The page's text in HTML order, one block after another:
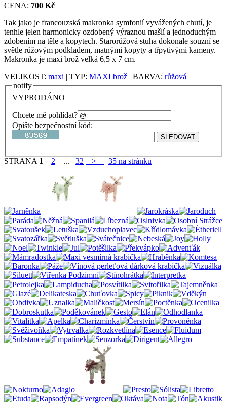
CENA: 700 Kč
Tak jako je francouzská makronka symfonií vyvážených chutí, je
tenhle jelen harmonicky ozdobený výraznou mašlí a jednoduchým
zdobením na těle a kopytech. Starorůžová stuha dokonale souzní se
světle růžovým podkladem, matnými kopyty a třpytivými kameny.
Makronka je maxi brož velká 6,5 x 7 cm.
VELIKOST: maxi | TYP: MAXI brož | BARVA: růžová
notify
VYPRODÁNO
Chcete mě pohlídat?
Opište bezpečnostní kód:
STRANA 1 2 ... 32 > 35 na stránku